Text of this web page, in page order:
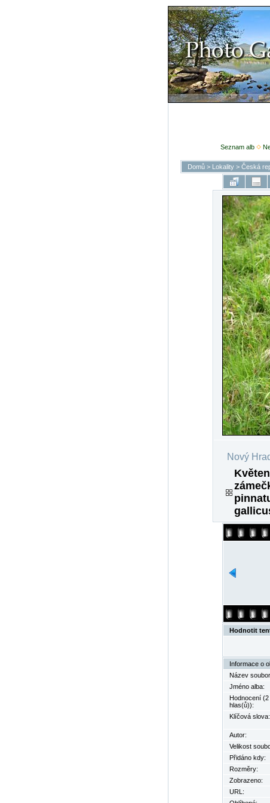
Seznam alb
Domů> Lokality> Česká
Nový
Hodnotit
Informace o
Název
Jméno alba:
Hodnocení (2
hlas(ů)):
Klíčová slova:
Autor:
Velikost
Přidáno kdy:
Rozměry:
Zobrazeno:
URL: